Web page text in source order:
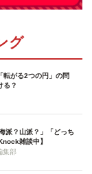
グ
転がる2つの円」の問
る？
派？山派？」「どっち
雑談中】
集部